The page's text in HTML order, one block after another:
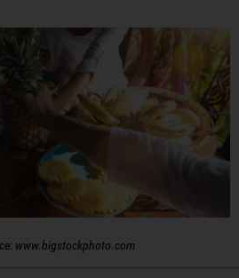
www.bigstockphoto.com